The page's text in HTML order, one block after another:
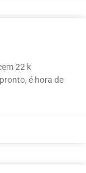
22 k
é hora de